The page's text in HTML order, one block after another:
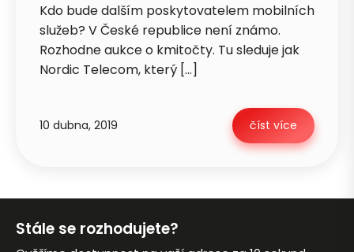
Kdo bude dalším poskytovatelem mobilních
služeb? V České republice není známo.
Rozhodne aukce o kmitočty. Tu sleduje jak
Nordic Telecom, který […]
10 dubna, 2019 číst více
Stále se rozhodujete?